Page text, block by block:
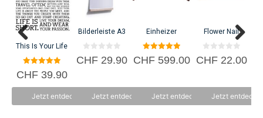
This Is Your Life
5.00
von 5
CHF39.90
Jetzt entdecken
Bilderleiste A3
0
v
CHF29.90
Jetzt entdecken
Einheizer
5.00
von 5
CHF599.00
Jetzt entdecken
Flower Nail
0
v
CHF22.00
Jetzt